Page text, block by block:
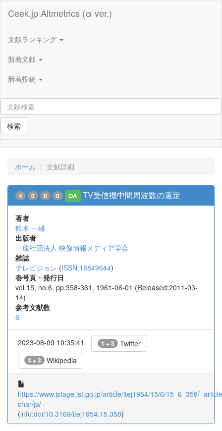
Ceek.jp Altmetrics (α ver.)
文献ランキング
新着文献
新着投稿
検索
ホーム 文献詳細
4 0 0 0 OA TV受信機中間周波数の選定
著者
鈴木 一雄
出版者
一般社団法人 映像情報メディア学会
雑誌
テレビジョン (ISSN:18849644)
巻号頁・発行日
vol.15, no.6, pp.358-361, 1961-06-01 (Released:2011-03-
14)
参考文献数
6
2023-08-09 10:35:41 1 + 3 Twitter
3 + 3 Wikipedia
https://www.jstage.jst.go.jp/article/itej1954/15/6/15_6_358/
char/ja/
(info:doi/10.3169/itej1954.15.358)